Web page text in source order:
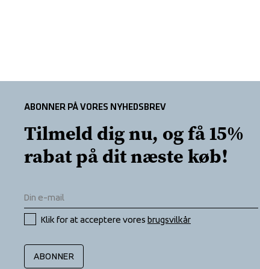
ABONNER PÅ VORES NYHEDSBREV
Tilmeld dig nu, og få 15%
rabat på dit næste køb!
Klik for at acceptere vores brugsvilkår
ABONNER